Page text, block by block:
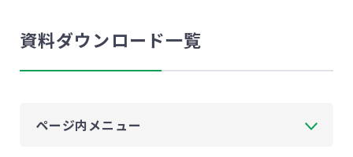
資料ダウンロード一覧
ページ内メニュー